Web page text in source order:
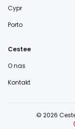
Cypr
Porto
Cestee
O nas
Kontakt
© 2026